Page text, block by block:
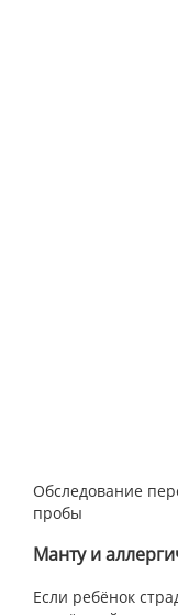
Обследование
пробы
Манту и
Если ребёнок